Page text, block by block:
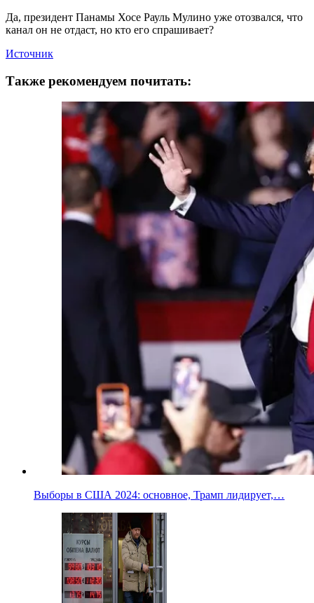
Да, президент Панамы Хосе Рауль Мулино уже отозвался, что
канал он не отдаст, но кто его спрашивает?
Источник
Также рекомендуем почитать:
Выборы в США 2024: основное, Трамп лидирует,…